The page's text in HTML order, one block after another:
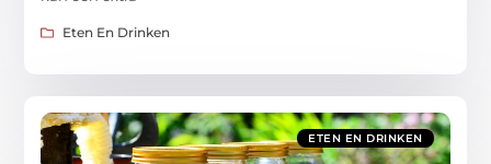
Eten En Drinken
ETEN EN DRINKEN